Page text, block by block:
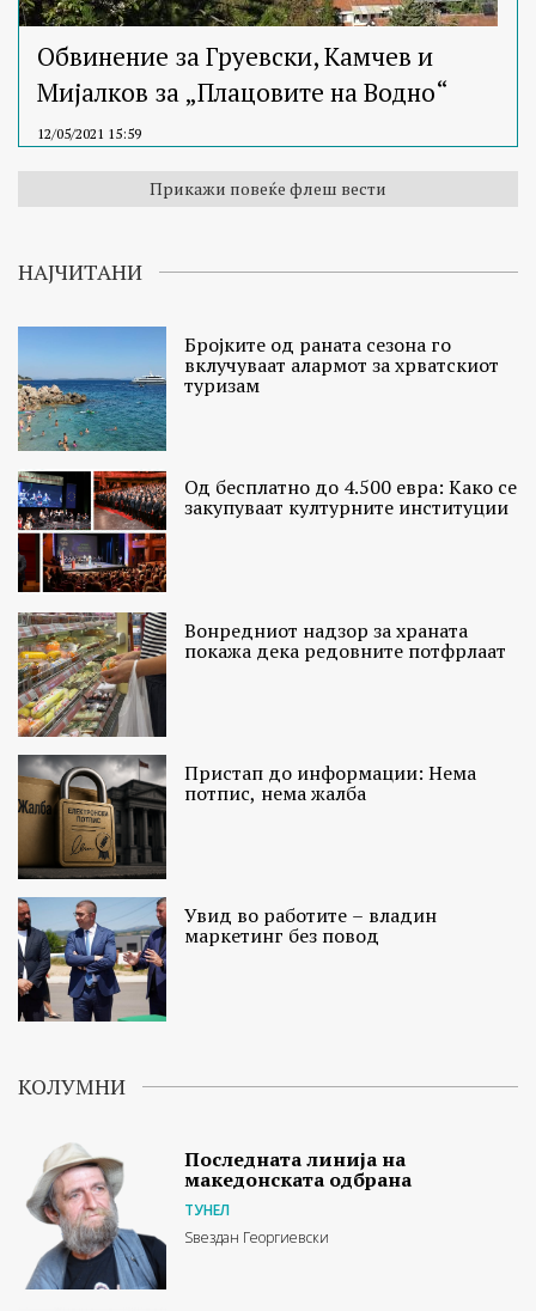
Обвинение за Груевски, Камчев и
Мијалков за „Плацовите на Водно“
12/05/2021 15:59
Прикажи повеќе флеш вести
НАЈЧИТАНИ
Бројките од раната сезона го
вклучуваат алармот за хрватскиот
туризам
Од бесплатно до 4.500 евра: Како се
закупуваат културните институции
Вонредниот надзор за храната
покажа дека редовните потфрлаат
Пристап до информации: Нема
потпис, нема жалба
Увид во работите – владин
маркетинг без повод
КОЛУМНИ
Последната линија на
македонската одбрана
ТУНЕЛ
Ѕвездан Георгиевски